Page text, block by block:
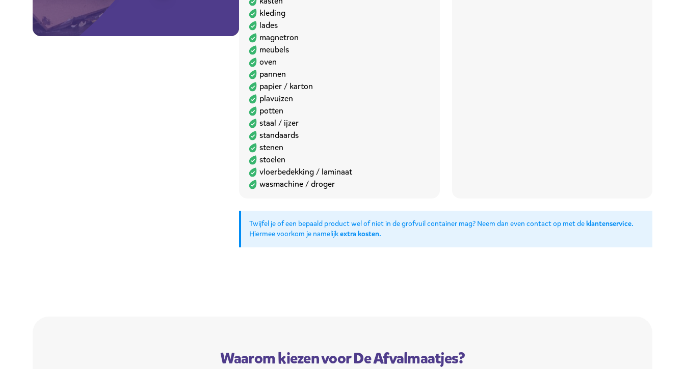
kleding
lades
magnetron
meubels
oven
pannen
papier / karton
plavuizen
potten
staal / ijzer
standaards
stenen
stoelen
vloerbedekking / laminaat
wasmachine / droger
Twijfel je of een bepaald product wel of niet in de grofvuil container mag? Neem dan even contact op met deklantenservice.
Hiermee voorkom je namelijkextra kosten.
Waarom kiezen voor De Afvalmaatjes?